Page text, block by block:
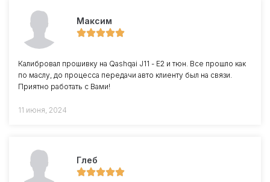
Максим
Калибровал прошивку на Qashqai J11 - Е2 и тюн. Все прошло как
по маслу, до процесса передачи авто клиенту был на связи.
Приятно работать с Вами!
11 июня, 2024
Глеб